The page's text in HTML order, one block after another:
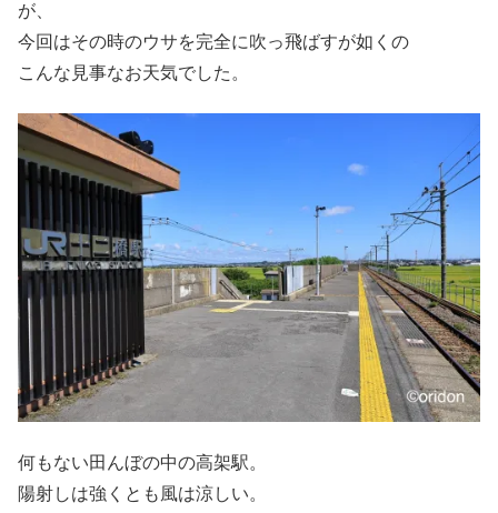
が、
今回はその時のウサを完全に吹っ飛ばすが如くの
こんな見事なお天気でした。
何もない田んぼの中の高架駅。
陽射しは強くとも風は涼しい。